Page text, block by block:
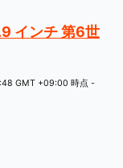
インチ 第6世
GMT +09:00 時点 -